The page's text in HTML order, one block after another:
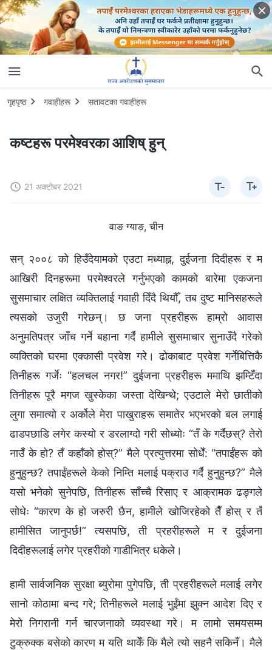
गृहपृष्ठ गवाहीहरू सतावटका गवाहीहरू
कष्टहरू परमेश्‍वरका आशिष्‌ हुन्
21 अक्टोबर 2021
वाङ ग्याङ, चीन
सन् २००८ को हिउँदेयामको एउटा मध्याह्न, दुईजना दिदीहरू र म
आखिरी दिनहरूमा परमेश्‍वरले गर्नुभएको कामको बारेमा एकजना
सुसमाचार लक्षित व्यक्तिलाई गवाही दिँदै थियौँ, तब दुष्ट मानिसहरूले
त्यसको उजुरी गरेछन्। छ जना प्रहरीहरू हाम्रो आवास
अनुमतिपत्र जाँच गर्ने बहाना गर्दै हामीले सुसमाचार सुनाउँदै गरेको
व्यक्तिको घरमा एक्‍कासी प्रवेश गरे। ढोकाबाट प्रवेश गर्नेबित्तिकै
तिनीहरू गर्जेः “हलचल नगर!” दुईजना प्रहरीहरू ममाथि झम्टिँदा
तिनीहरू पूरै मगज खुस्केका जस्ता देखिन्थे; एउटाले मेरो छातीको
लुगा समात्यो र अर्कोले मेरा पाखुराहरू समातेर भएभरको बल लगाई
ढाडपछाडि लगेर कस्यो र डरलाग्दो गरी सोध्योः “तँ के गर्दैछस्? तेरो
नाउँ के हो? तँ कहाँको होस्?” मैले प्रत्युत्तरमा सोधेँ: “तपाईंहरू को
हुनुहुन्छ? तपाईंहरूले केको निम्ति मलाई पक्राउ गर्दै हुनुहुन्छ?” मैले
यसो भनेको सुनेपछि, तिनीहरू साँच्‍चै रिसाए र आक्रामक ढङ्गले
सोधेः “कारण के हो जरुरी छैन, हामीले खोजिरहेको तैँ होस् र तँ
हामीसित जानुपर्छ!” त्यसपछि, ती प्रहरीहरूले म र दुईजना
दिदीहरूलाई लगेर प्रहरीको गाडीभित्र धकेले।
हामी सार्वजनिक सुरक्षा ब्युरोमा पुगेपछि, ती प्रहरीहरूले मलाई लगेर
सानो कोठामा बन्द गरे; तिनीहरूले मलाई भुईंमा झुक्‍न आदेश दिए र
मेरो निगरानी गर्न चारजनाको व्यवस्था गरे। म लामो समयसम्म
टुक्रुक्‍क बसेको कारण म यति थाकेँ कि मैले त्यो सहनै सकिनँ। मैले